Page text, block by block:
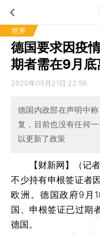
世界
德国要求因疫
期者需在9月底
2020年09月21日 22:56
德国内政部在声明中
复，目前也没有任何
以更新了政策
【财新网】（记者
不少持有申根签证者
欧洲。德国政府9月
国、申根签证已过期
德国。